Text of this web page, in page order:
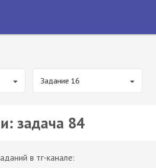
Задание 16
задача 84
в тг-канале: